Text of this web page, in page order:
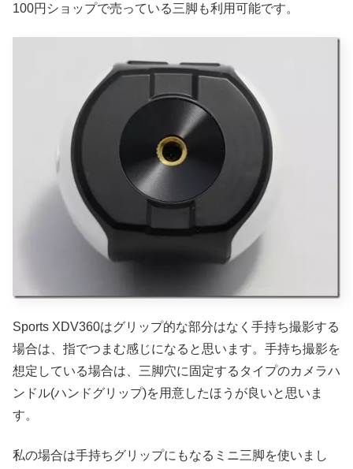
100円ショップで売っている三脚も利用可能です。
Sports XDV360はグリップ的な部分はなく手持ち撮影する
場合は、指でつまむ感じになると思います。手持ち撮影を
想定している場合は、三脚穴に固定するタイプのカメラハ
ンドル(ハンドグリップ)を用意したほうが良いと思いま
す。
私の場合は手持ちグリップにもなるミニ三脚を使いまし